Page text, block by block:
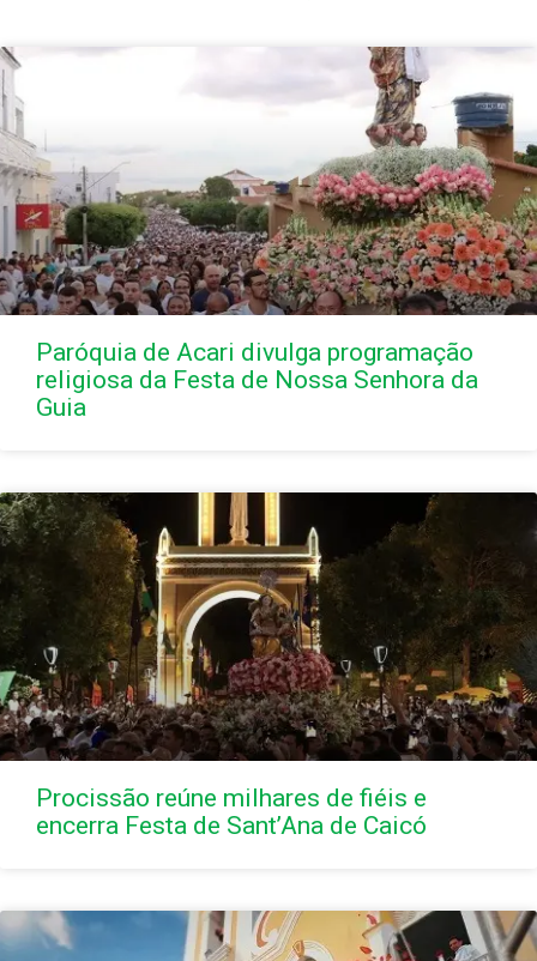
Paróquia de Acari divulga programação
religiosa da Festa de Nossa Senhora da
Guia
Procissão reúne milhares de fiéis e
encerra Festa de Sant’Ana de Caicó